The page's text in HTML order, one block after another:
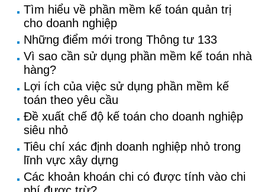
Tìm hiểu về phần mềm kế toán quản trị
cho doanh nghiệp
Những điểm mới trong Thông tư 133
Vì sao cần sử dụng phần mềm kế toán nhà
hàng?
Lợi ích của việc sử dụng phần mềm kế
toán theo yêu cầu
Đề xuất chế độ kế toán cho doanh nghiệp
siêu nhỏ
Tiêu chí xác định doanh nghiệp nhỏ trong
lĩnh vực xây dựng
Các khoản khoán chi có được tính vào chi